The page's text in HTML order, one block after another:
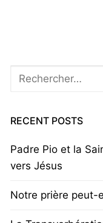
Rechercher
RECENT POSTS
Padre Pio et la
vers Jésus
Notre prière peut-